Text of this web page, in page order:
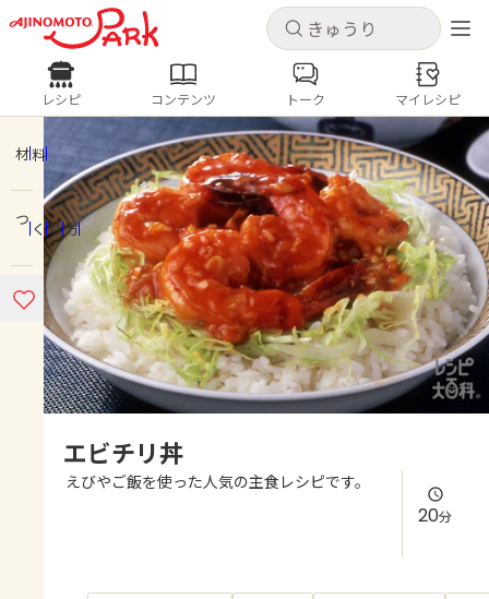
キャンセル
ログインするとレシピを保存できます
ログイン 新規登録
ホーム
コンテンツ
レシピ
よくあるお問い合わせ
キャンセル
レシピ コンテンツ
人気の食材・レシピ
きゅうり なす トマト
とうもろこし
ピーマン
みょうが ゴーヤ
レシピ コンテンツ トーク マイレシピ
材料
つくり方
エビチリ丼
えびやご飯を使った人気の主食レシピです。
20分